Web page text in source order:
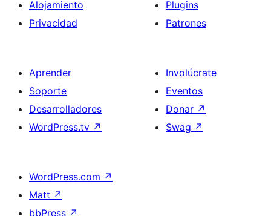
Alojamiento
Privacidad
Plugins
Patrones
Aprender
Soporte
Desarrolladores
WordPress.tv ↗
Involúcrate
Eventos
Donar ↗
Swag ↗
WordPress.com ↗
Matt ↗
bbPress ↗